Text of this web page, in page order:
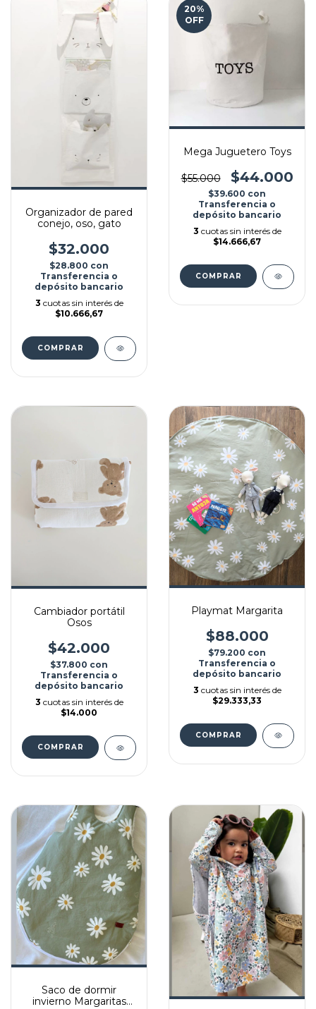
Organizador de pared
conejo, oso, gato
$32.000
$28.800 con
Transferencia o
depósito bancario
3 cuotas sin interés de
$10.666,67
20%
OFF
Mega Juguetero Toys
$55.000 $44.000
$39.600 con
Transferencia o
depósito bancario
3 cuotas sin interés de
$14.666,67
Cambiador portátil
Osos
$42.000
$37.800 con
Transferencia o
depósito bancario
3 cuotas sin interés de
$14.000
Playmat Margarita
$88.000
$79.200 con
Transferencia o
depósito bancario
3 cuotas sin interés de
$29.333,33
Saco de dormir
invierno Margaritas